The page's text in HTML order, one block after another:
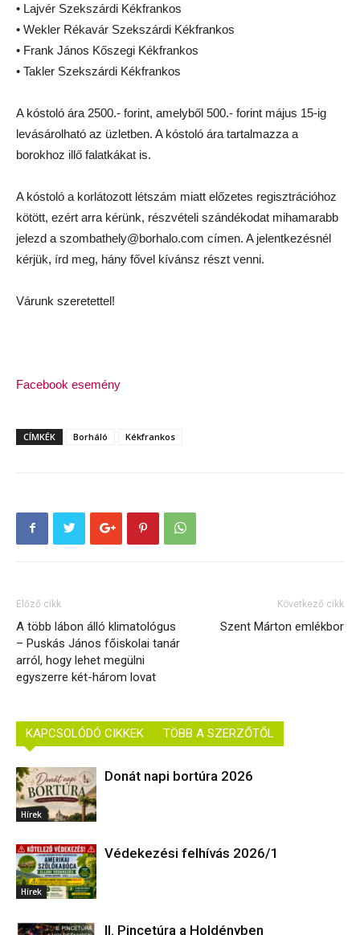
• Lajvér Szekszárdi Kékfrankos
• Wekler Rékavár Szekszárdi Kékfrankos
• Frank János Kőszegi Kékfrankos
• Takler Szekszárdi Kékfrankos
A kóstoló ára 2500.- forint, amelyből 500.- forint május 15-ig
levásárolható az üzletben. A kóstoló ára tartalmazza a
borokhoz illő falatkákat is.
A kóstoló a korlátozott létszám miatt előzetes regisztrációhoz
kötött, ezért arra kérünk, részvételi szándékodat mihamarabb
jelezd a szombathely@borhalo.com címen. A jelentkezésnél
kérjük, írd meg, hány fővel kívánsz részt venni.
Várunk szeretettel!
Facebook esemény
CÍMKÉK Borháló Kékfrankos
Előző cikk
A több lábon álló klimatológus
– Puskás János főiskolai tanár
arról, hogy lehet megülni
egyszerre két-három lovat
Következő cikk
Szent Márton emlékbor
KAPCSOLÓDÓ CIKKEK TÖBB A SZERZŐTŐL
Hírek
Donát napi bortúra 2026
Hírek
Védekezési felhívás 2026/1
II. Pincetúra a Holdényben